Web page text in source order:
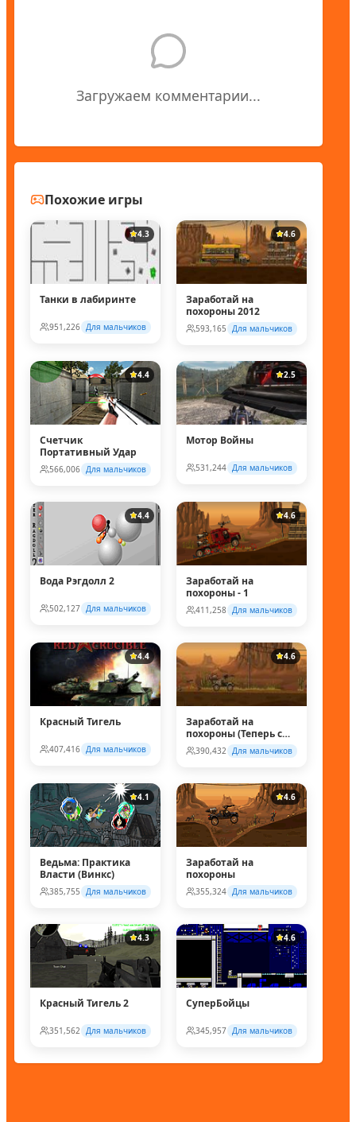
Загружаем комментарии...
Похожие игры
4.3
Танки в лабиринте
951,226 Для мальчиков
4.6
Заработай на
похороны 2012
593,165 Для мальчиков
4.4
Счетчик
Портативный Удар
566,006 Для мальчиков
2.5
Мотор Войны
531,244 Для мальчиков
4.4
Вода Рэгдолл 2
502,127 Для мальчиков
4.6
Заработай на
похороны - 1
411,258 Для мальчиков
4.4
Красный Тигель
407,416 Для мальчиков
4.6
Заработай на
похороны (Теперь с
супер колесом!)
390,432 Для мальчиков
4.1
Ведьма: Практика
Власти (Винкс)
385,755 Для мальчиков
4.6
Заработай на
похороны
355,324 Для мальчиков
4.3
Красный Тигель 2
351,562 Для мальчиков
4.6
СуперБойцы
345,957 Для мальчиков